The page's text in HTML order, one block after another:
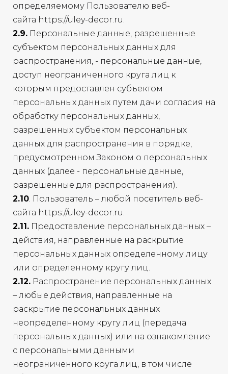
определяемому Пользователю веб-
сайта https://uley-decor.ru.
2.9. Персональные данные, разрешенные
субъектом персональных данных для
распространения, - персональные данные,
доступ неограниченного круга лиц к
которым предоставлен субъектом
персональных данных путем дачи согласия на
обработку персональных данных,
разрешенных субъектом персональных
данных для распространения в порядке,
предусмотренном Законом о персональных
данных (далее - персональные данные,
разрешенные для распространения).
2.10 . Пользователь – любой посетитель веб-
сайта https://uley-decor.ru.
2.11. Предоставление персональных данных –
действия, направленные на раскрытие
персональных данных определенному лицу
или определенному кругу лиц.
2.12. Распространение персональных данных
– любые действия, направленные на
раскрытие персональных данных
неопределенному кругу лиц (передача
персональных данных) или на ознакомление
с персональными данными
неограниченного круга лиц, в том числе